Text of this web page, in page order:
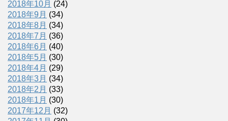
2018年10月 (24)
2018年9月 (34)
2018年8月 (34)
2018年7月 (36)
2018年6月 (40)
2018年5月 (30)
2018年4月 (29)
2018年3月 (34)
2018年2月 (33)
2018年1月 (30)
2017年12月 (32)